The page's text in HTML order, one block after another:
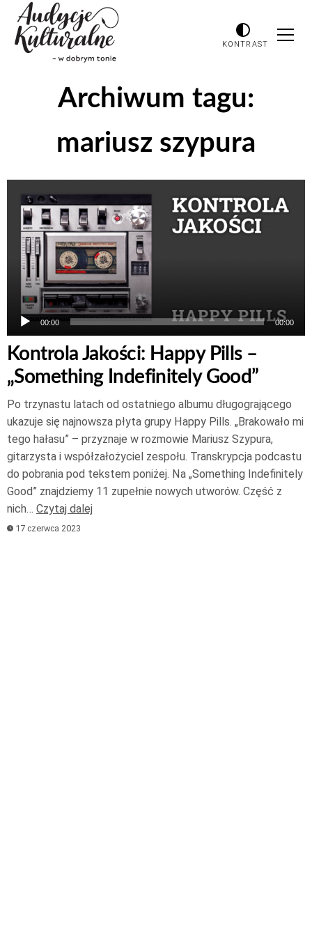
KONTRAST
Archiwum tagu:
mariusz szypura
plików
dźwiękowych
00:00 00:00
Kontrola Jakości: Happy Pills –
„Something Indefinitely Good”
Po trzynastu latach od ostatniego albumu długogrającego
ukazuje się najnowsza płyta grupy Happy Pills. „Brakowało mi
tego hałasu” – przyznaje w rozmowie Mariusz Szypura,
gitarzysta i współzałożyciel zespołu. Transkrypcja podcastu
do pobrania pod tekstem poniżej. Na „Something Indefinitely
Good” znajdziemy 11 zupełnie nowych utworów. Część z
nich… Czytaj dalej
17 czerwca 2023